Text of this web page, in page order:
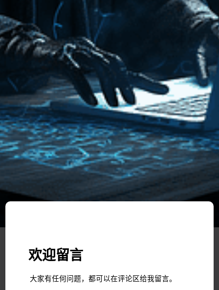
欢迎留言
大家有任何问题，都可以在评论区给我留言。